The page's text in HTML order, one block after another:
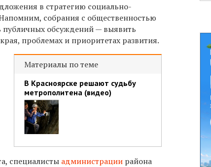
в стратегию социально-
собрания с общественностью
публичных обсуждений — выявить
проблемах и приоритетах развития.
Материалы по теме
В Красноярске решают судьбу
метрополитена (видео)
специалисты администрации района